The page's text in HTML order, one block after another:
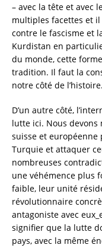
– avec la tête et avec
multiples facettes et
contre le fascisme et
Kurdistan en
du monde, cette
tradition. Il faut la
notre côté de l’histoire.
D’un autre côté,
lutte ici. Nous
suisse et européenne
Turquie et attaquer
nombreuses
une véhémence plus
faible, leur unité
révolutionnaire
antagoniste avec
signifier que la lutte
pays, avec la même